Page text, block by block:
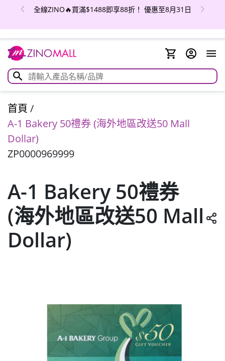
全線ZINO🔥買滿$1488即享88折！ 優惠至8月31日
首頁 /
A-1 Bakery 50禮券 (海外地區改送50 Mall
Dollar)
ZP0000969999
A-1 Bakery 50禮券
(海外地區改送50 Mall
Dollar)